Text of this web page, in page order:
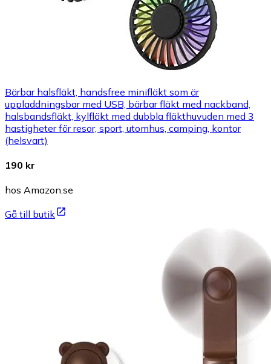
Bärbar halsfläkt, handsfree minifläkt som är
uppladdningsbar med USB, bärbar fläkt med nackband,
halsbandsfläkt, kylfläkt med dubbla fläkthuvuden med 3
hastigheter för resor, sport, utomhus, camping, kontor
(helsvart)
190 kr
hos Amazon.se
Gå till butik